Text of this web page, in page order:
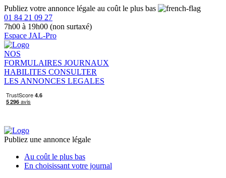
Publiez votre annonce légale au coût le plus bas
01 84 21 09 27
7h00 à 19h00 (non surtaxé)
Espace JAL-Pro
NOS
FORMULAIRES JOURNAUX
HABILITES CONSULTER
LES ANNONCES LEGALES
Publiez une annonce légale
Au coût le plus bas
En choisissant votre journal